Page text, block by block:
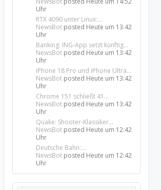
Uhr
RTX 4090 unter Linux:...
NewsBot posted Heute um 13:42
Uhr
Banking: ING-App setzt künftig...
NewsBot posted Heute um 13:42
Uhr
iPhone 18 Pro und iPhone Ultra...
NewsBot posted Heute um 13:42
Uhr
Chrome 151 schließt 41...
NewsBot posted Heute um 13:42
Uhr
Quake: Shooter-Klassiker...
NewsBot posted Heute um 12:42
Uhr
Deutsche Bahn:...
NewsBot posted Heute um 12:42
Uhr